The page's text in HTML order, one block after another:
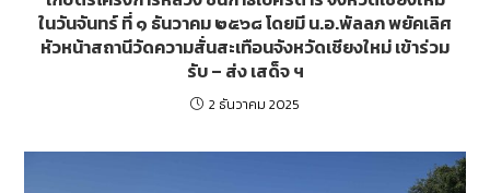
ในวันจันทร์ ที่ ๑ ธันวาคม ๒๕๖๘ โดยมี น.อ.พัลลภ พยัคเลิศ
หัวหน้าสถานีวัดความสั่นสะเทือนจังหวัดเชียงใหม่ เข้าร่วม
รับ – ส่ง เสด็จ ฯ
2 ธันวาคม 2025